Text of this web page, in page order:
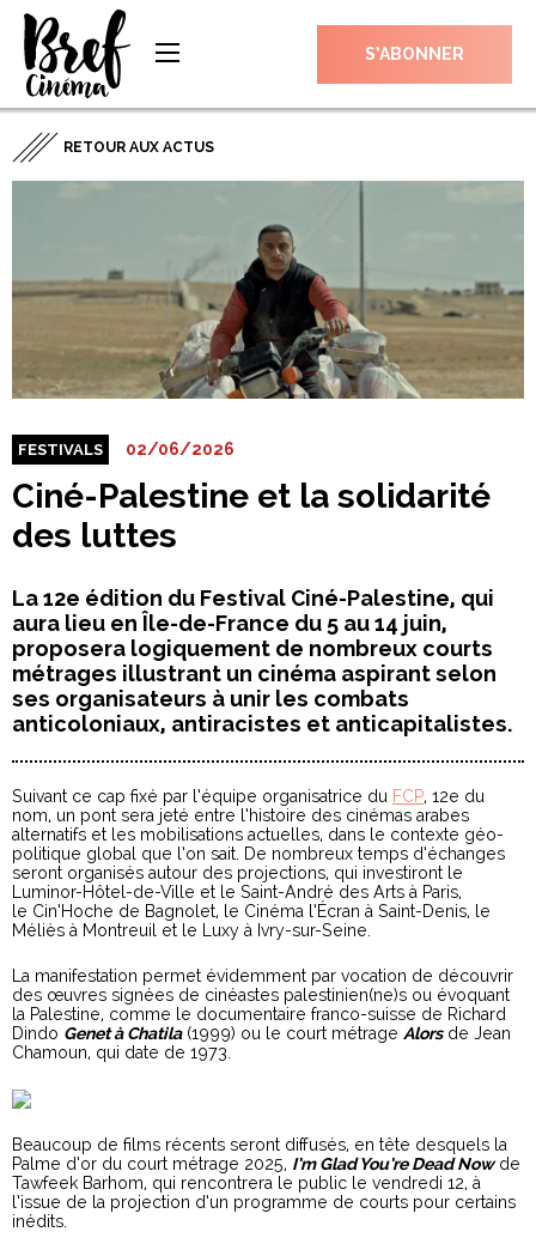
S’ABONNER
RETOUR AUX ACTUS
FESTIVALS 02/06/2026
Ciné-Palestine et la solidarité
des luttes
La 12e édition du Festival Ciné-Palestine, qui
aura lieu en Île-de-France du 5 au 14 juin,
proposera logiquement de nombreux courts
métrages illustrant un cinéma aspirant selon
ses organisateurs à unir les combats
anticoloniaux, antiracistes et anticapitalistes.
Suivant ce cap fixé par l’équipe organisatrice du FCP, 12e du
nom, un pont sera jeté entre l’histoire des cinémas arabes
alternatifs et les mobilisations actuelles, dans le contexte géo-
politique global que l’on sait. De nombreux temps d’échanges
seront organisés autour des projections, qui investiront le
Luminor-Hôtel-de-Ville et le Saint-André des Arts à Paris,
le Cin’Hoche de Bagnolet, le Cinéma l’Écran à Saint-Denis, le
Méliès à Montreuil et le Luxy à Ivry-sur-Seine.
La manifestation permet évidemment par vocation de découvrir
des œuvres signées de cinéastes palestinien(ne)s ou évoquant
la Palestine, comme le documentaire franco-suisse de Richard
Dindo Genet à Chatila(1999) ou le court métrage Alorsde Jean
Chamoun, qui date de 1973.
Beaucoup de films récents seront diffusés, en tête desquels la
Palme d’or du court métrage 2025, I’m Glad You’re Dead Nowde
Tawfeek Barhom, qui rencontrera le public le vendredi 12, à
l’issue de la projection d’un programme de courts pour certains
inédits.